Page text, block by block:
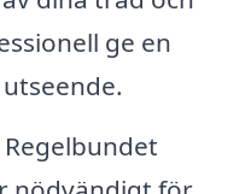
ge en
Regelbundet